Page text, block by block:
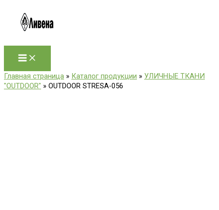
содержимому
Главная страница » Каталог продукции » УЛИЧНЫЕ ТКАНИ
"OUTDOOR" » OUTDOOR STRESA-056